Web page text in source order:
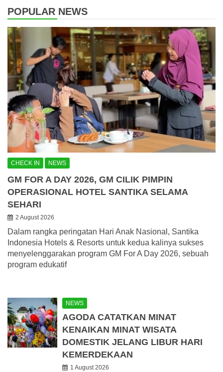
POPULAR NEWS
CHECK IN NEWS
GM FOR A DAY 2026, GM CILIK PIMPIN
OPERASIONAL HOTEL SANTIKA SELAMA
SEHARI
2 August 2026
Dalam rangka peringatan Hari Anak Nasional, Santika
Indonesia Hotels & Resorts untuk kedua kalinya sukses
menyelenggarakan program GM For A Day 2026, sebuah
program edukatif
NEWS
AGODA CATATKAN MINAT
KENAIKAN MINAT WISATA
DOMESTIK JELANG LIBUR HARI
KEMERDEKAAN
1 August 2026